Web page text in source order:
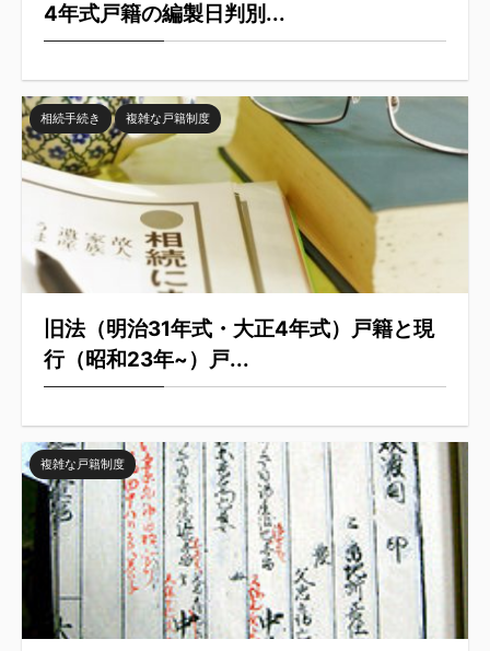
4年式戸籍の編製日判別...
相続手続き 複雑な戸籍制度
旧法（明治31年式・大正4年式）戸籍と現
行（昭和23年~）戸...
複雑な戸籍制度